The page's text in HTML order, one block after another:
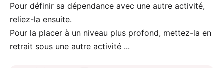
Pour définir sa dépendance avec une autre activité,
reliez-la ensuite.
Pour la placer à un niveau plus profond, mettez-la en
retrait sous une autre activité ...